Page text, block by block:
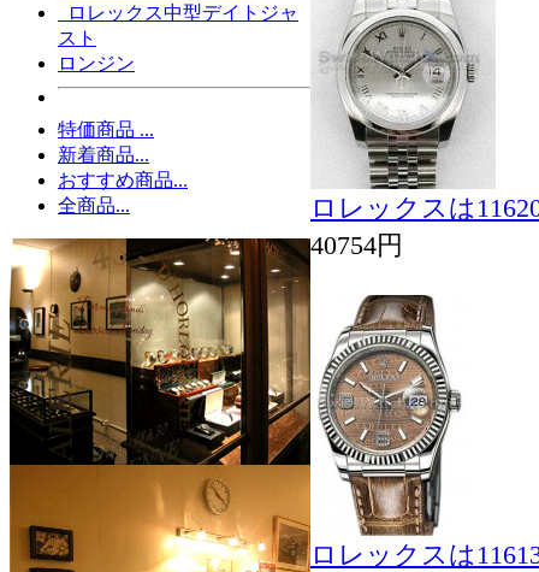
ロレックス中型デイトジャ
スト
ロンジン
特価商品 ...
新着商品...
おすすめ商品...
全商品...
ロレックスは
40754円
ロレックスは